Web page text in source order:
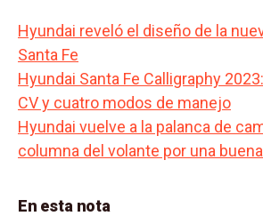
Hyundai reveló el diseño de la
Santa Fe
Hyundai Santa Fe Calligraphy
CV y cuatro modos de manejo
Hyundai vuelve a la palanca de
columna del volante por una
En esta nota